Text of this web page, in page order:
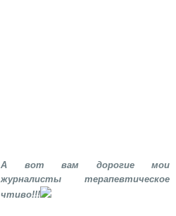
А вот вам дорогие мои
журналисты терапевтическое
чтиво!!!